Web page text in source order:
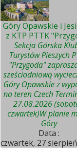
Góry Opawskie i
z KTP PTTK
Sekcja Górska
Turystów Pieszych
"Przygoda"
sześciodniową
Góry Opawskie z
na teren Czech
27.08.2026
czwartek)W planie
Góry
Data :
czwartek, 27